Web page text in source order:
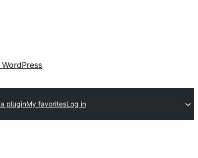
WordPress
pluginMy favoritesLog in